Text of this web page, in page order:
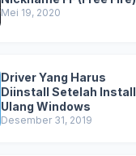
Mei 19, 2020
Driver Yang Harus
Diinstall Setelah Install
Ulang Windows
Desember 31, 2019